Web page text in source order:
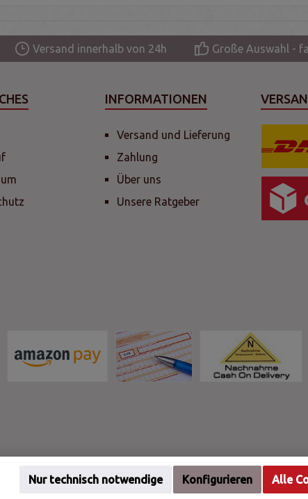
Versand innerhalb von 24h Große Auswahl -
INFORMATIONEN
Versand und Lieferung
Zahlung
Über uns
Unsere Ratgeber
Nur technisch notwendige Konfigurieren Alle